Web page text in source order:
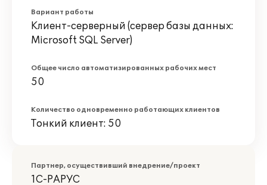
Вариант работы
Клиент-серверный (сервер базы данных:
Microsoft SQL Server)
Общее число автоматизированных рабочих мест
50
Количество одновременно работающих клиентов
Тонкий клиент: 50
Партнер, осуществивший внедрение/проект
1С-РАРУС